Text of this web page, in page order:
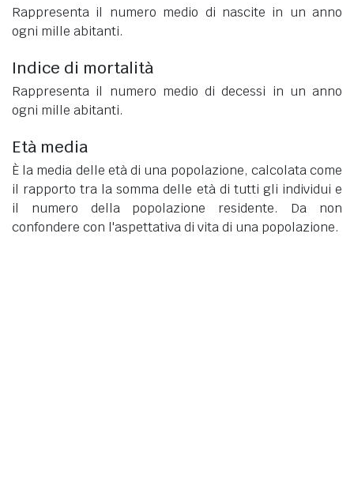
Rappresenta il numero medio di nascite in un anno
ogni mille abitanti.
Indice di mortalità
Rappresenta il numero medio di decessi in un anno
ogni mille abitanti.
Età media
È la media delle età di una popolazione, calcolata come
il rapporto tra la somma delle età di tutti gli individui e
il numero della popolazione residente. Da non
confondere con l'aspettativa di vita di una popolazione.